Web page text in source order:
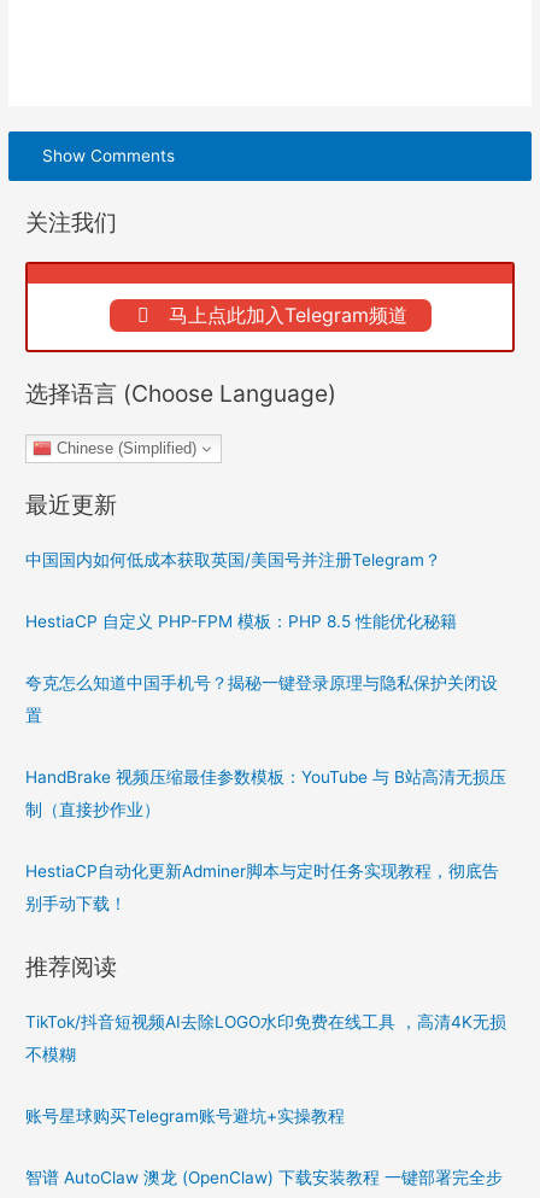
Show Comments
关注我们
马上点此加入Telegram频道
选择语言 (Choose Language)
Chinese (Simplified)
最近更新
中国国内如何低成本获取英国/美国号并注册Telegram？
HestiaCP 自定义 PHP-FPM 模板：PHP 8.5 性能优化秘籍
夸克怎么知道中国手机号？揭秘一键登录原理与隐私保护关闭设
置
HandBrake 视频压缩最佳参数模板：YouTube 与 B站高清无损压
制（直接抄作业）
HestiaCP自动化更新Adminer脚本与定时任务实现教程，彻底告
别手动下载！
推荐阅读
TikTok/抖音短视频AI去除LOGO水印免费在线工具 ，高清4K无损
不模糊
账号星球购买Telegram账号避坑+实操教程
智谱 AutoClaw 澳龙 (OpenClaw) 下载安装教程 一键部署完全步